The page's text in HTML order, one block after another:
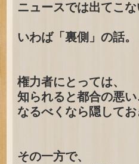
ニュースでは出てこな
いわば「裏側」の話。
権力者にとっては、
知られると都合の悪い
なるべくなら隠して
その一方で、